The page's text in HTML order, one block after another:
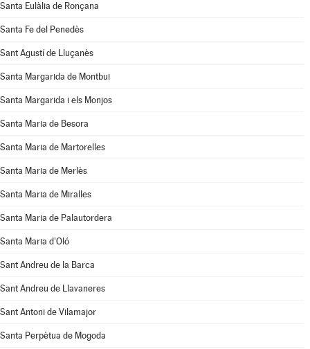
Santa Eulàlia de Ronçana
Santa Fe del Penedès
Sant Agustí de Lluçanès
Santa Margarida de Montbui
Santa Margarida i els Monjos
Santa Maria de Besora
Santa Maria de Martorelles
Santa Maria de Merlès
Santa Maria de Miralles
Santa Maria de Palautordera
Santa Maria d'Oló
Sant Andreu de la Barca
Sant Andreu de Llavaneres
Sant Antoni de Vilamajor
Santa Perpètua de Mogoda